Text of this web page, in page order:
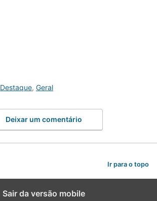
Destaque, Geral
Deixar um comentário
Ir para o topo
Sair da versão mobile